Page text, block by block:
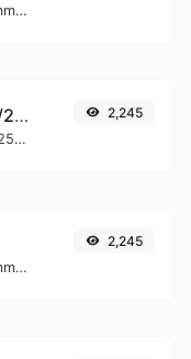
Converti facilmente i file immagine JPG in BMP.
Generatore SHA-512/256
Genera un hash SHA-512/256 per qualsiasi input di stringa.
2,245
Converti facilmente i file immagine JPG in ICO.
2,245